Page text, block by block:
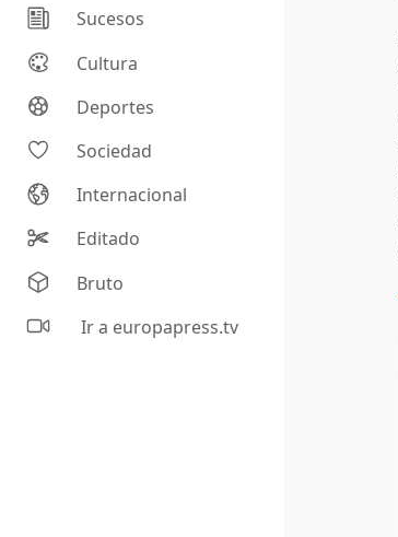
Sucesos
Cultura
Deportes
Sociedad
Internacional
Editado
Bruto
Ir a europapress.tv